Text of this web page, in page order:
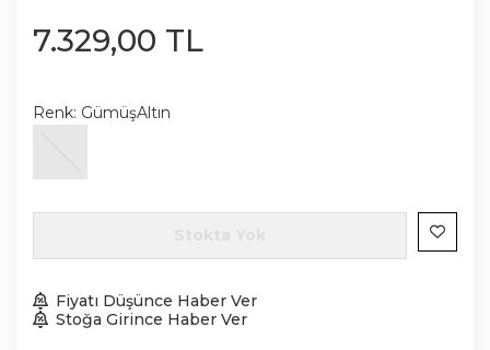
7.329,00 TL
Renk: GümüşAltın
Fiyatı Düşünce Haber Ver
Stoğa Girince Haber Ver